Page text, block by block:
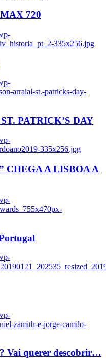
720
335x256.jpg
arraial-st.-patricks-day-
PATRICK’S DAY
335x256.jpg
CHEGA A LISBOA A
zamith-e-jorge-camilo-
Vai querer descobrir…